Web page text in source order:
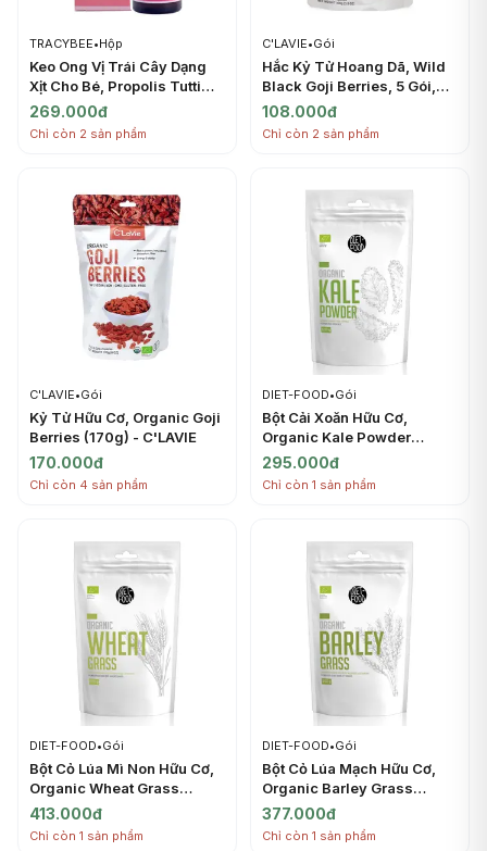
TRACYBEE•Hộp
Keo Ong Vị Trái Cây Dạng
Xịt Cho Bé, Propolis Tutti
Frutti & Honey Spray for
Kids (30ml) - TRACYBEE
269.000đ
Chỉ còn 2 sản phẩm
C'LAVIE•Gói
Hắc Kỷ Tử Hoang Dã, Wild
Black Goji Berries, 5 Gói,
3.5 oz (100g) - C'LAVIE
108.000đ
Chỉ còn 2 sản phẩm
C'LAVIE•Gói
Kỷ Tử Hữu Cơ, Organic Goji
Berries (170g) - C'LAVIE
170.000đ
Chỉ còn 4 sản phẩm
DIET-FOOD•Gói
Bột Cải Xoăn Hữu Cơ,
Organic Kale Powder
(100g) - DIET-FOOD
295.000đ
Chỉ còn 1 sản phẩm
DIET-FOOD•Gói
Bột Cỏ Lúa Mì Non Hữu Cơ,
Organic Wheat Grass
(200g) - DIET-FOOD
413.000đ
Chỉ còn 1 sản phẩm
DIET-FOOD•Gói
Bột Cỏ Lúa Mạch Hữu Cơ,
Organic Barley Grass
(200g) - DIET-FOOD
377.000đ
Chỉ còn 1 sản phẩm